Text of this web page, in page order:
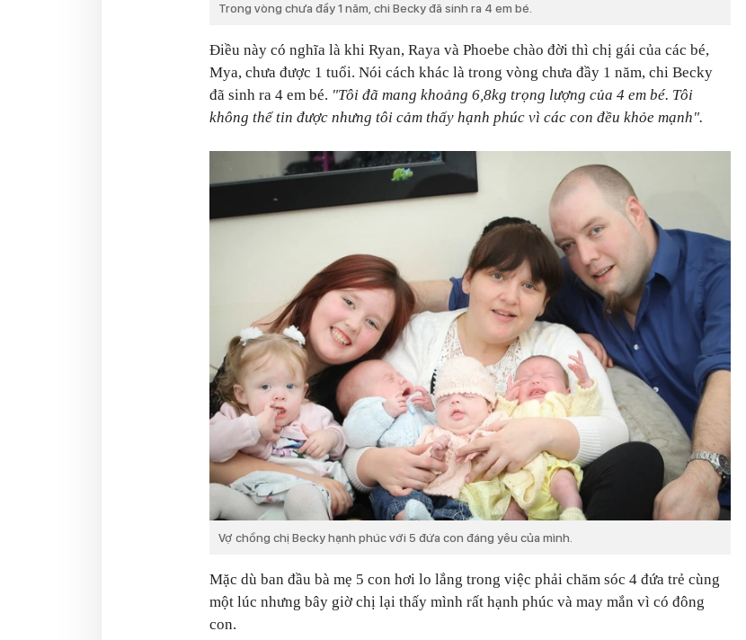
Trong vòng chưa đầy 1 năm, chi Becky đã sinh ra 4 em bé.
Điều này có nghĩa là khi Ryan, Raya và Phoebe chào đời thì chị gái của các bé,
Mya, chưa được 1 tuổi. Nói cách khác là trong vòng chưa đầy 1 năm, chi Becky
đã sinh ra 4 em bé. "Tôi đã mang khoảng 6,8kg trọng lượng của 4 em bé. Tôi
không thể tin được nhưng tôi cảm thấy hạnh phúc vì các con đều khỏe mạnh".
Vợ chồng chị Becky hạnh phúc với 5 đứa con đáng yêu của mình.
Mặc dù ban đầu bà mẹ 5 con hơi lo lắng trong việc phải chăm sóc 4 đứa trẻ cùng
một lúc nhưng bây giờ chị lại thấy mình rất hạnh phúc và may mắn vì có đông
con.